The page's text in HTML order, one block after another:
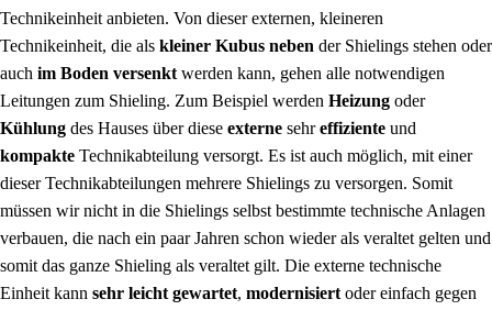
Technikeinheit anbieten. Von dieser externen, kleineren
Technikeinheit, die als kleiner Kubus neben der Shielings stehen oder
auch im Boden versenkt werden kann, gehen alle notwendigen
Leitungen zum Shieling. Zum Beispiel werden Heizung oder
Kühlung des Hauses über diese externe sehreffiziente und
kompakte Technikabteilung versorgt. Es ist auch möglich, mit einer
dieser Technikabteilungen mehrere Shielings zu versorgen. Somit
müssen wir nicht in die Shielings selbst bestimmte technische Anlagen
verbauen, die nach ein paar Jahren schon wieder als veraltet gelten und
somit das ganze Shieling als veraltet gilt. Die externe technische
Einheit kann sehr leicht gewartet, modernisiert oder einfach gegen